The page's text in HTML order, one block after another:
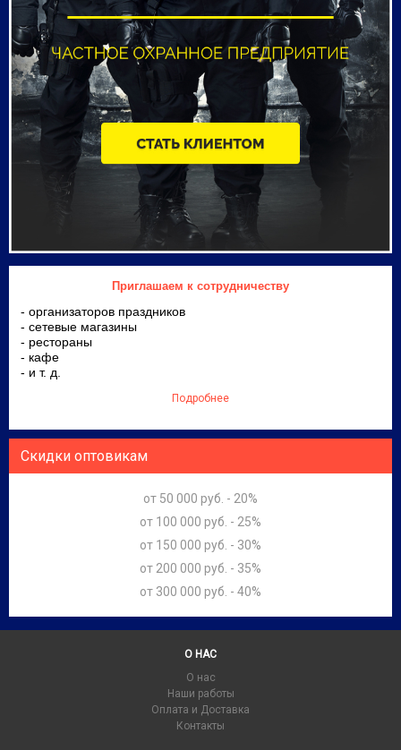
Приглашаем к сотрудничеству
- организаторов праздников
- сетевые магазины
- рестораны
- кафе
- и т. д.
Подробнее
Скидки оптовикам
от 50 000 руб. - 20%
от 100 000 руб. - 25%
от 150 000 руб. - 30%
от 200 000 руб. - 35%
от 300 000 руб. - 40%
О НАС
О нас
Наши работы
Оплата и Доставка
Контакты